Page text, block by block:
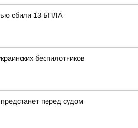
сбили 13 БПЛА
беспилотников
перед судом